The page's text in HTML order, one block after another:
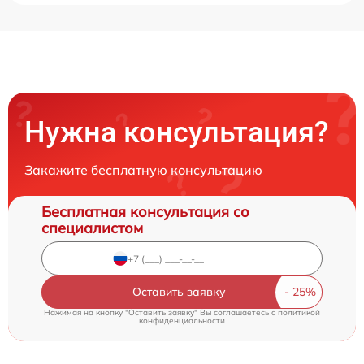
Нужна консультация?
Закажите бесплатную консультацию
Бесплатная консультация со
специалистом
Оставить заявку
Нажимая на кнопку "Оставить заявку" Вы соглашаетесь cполитикой
конфиденциальности